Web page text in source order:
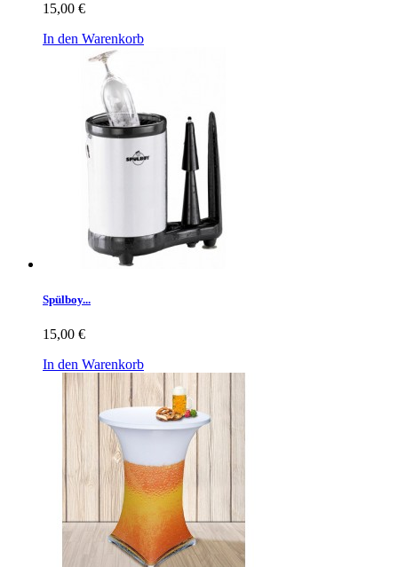
15,00 €
In den Warenkorb
Spülboy...
15,00 €
In den Warenkorb